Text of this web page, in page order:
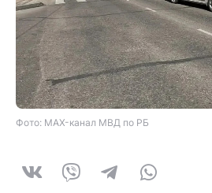
Фото: MAX-канал МВД по РБ